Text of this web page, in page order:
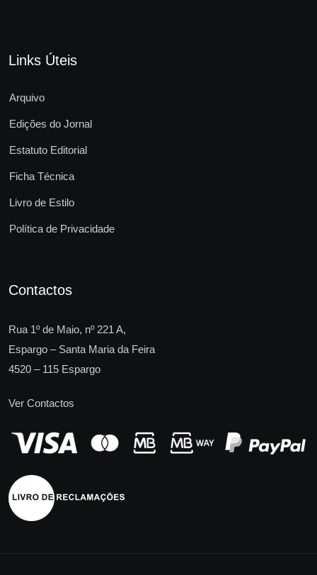
Links Úteis
Arquivo
Edições do Jornal
Estatuto Editorial
Ficha Técnica
Livro de Estilo
Política de Privacidade
Contactos
Rua 1º de Maio, nº 221 A,
Espargo – Santa Maria da Feira
4520 – 115 Espargo
Ver Contactos